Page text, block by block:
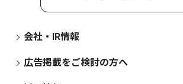
会社・IR情報
広告掲載をご検討の方へ